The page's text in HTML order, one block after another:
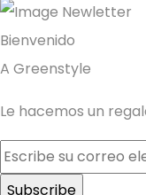
Bienvenido
A Greenstyle
Le hacemos un